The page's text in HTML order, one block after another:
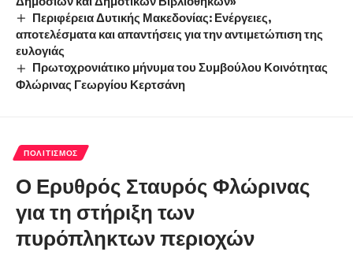
Περιφέρεια Δυτικής Μακεδονίας: Ενέργειες,
αποτελέσματα και απαντήσεις για την αντιμετώπιση της
ευλογιάς
Πρωτοχρονιάτικο μήνυμα του Συμβούλου Κοινότητας
Φλώρινας Γεωργίου Κερτσάνη
ΠΟΛΙΤΙΣΜΌΣ
Ο Ερυθρός Σταυρός Φλώρινας
για τη στήριξη των
πυρόπληκτων περιοχών